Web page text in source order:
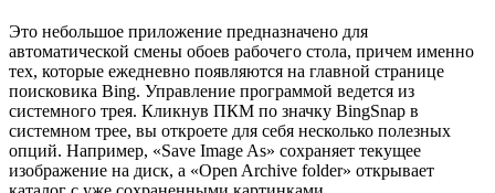
Это небольшое приложение предназначено для
автоматической смены обоев рабочего стола, причем именно
тех, которые ежедневно появляются на главной странице
поисковика Bing. Управление программой ведется из
системного трея. Кликнув ПКМ по значку BingSnap в
системном трее, вы откроете для себя несколько полезных
опций. Например, «Save Image As» сохраняет текущее
изображение на диск, а «Open Archive folder» открывает